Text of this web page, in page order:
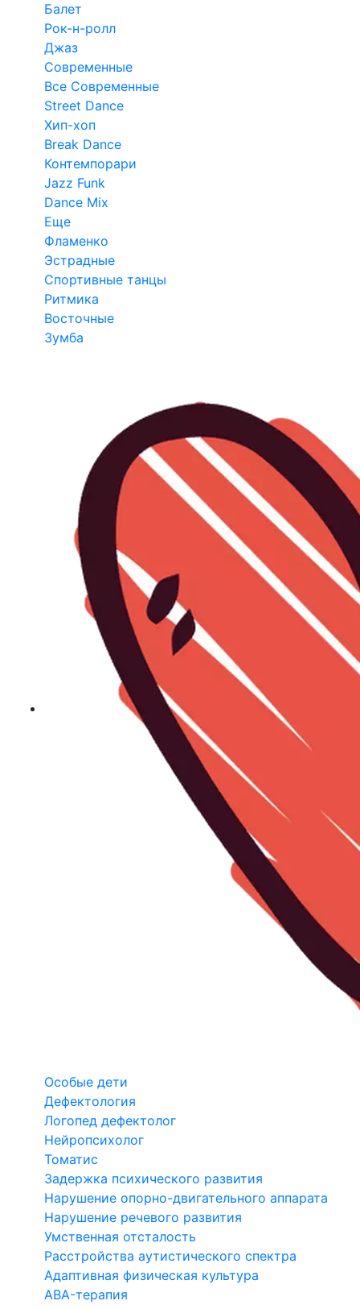
Балет
Рок-н-ролл
Джаз
Современные
Все Современные
Street Dance
Хип-хоп
Break Dance
Контемпорари
Jazz Funk
Dance Mix
Еще
Фламенко
Эстрадные
Спортивные танцы
Ритмика
Восточные
Зумба
Особые дети
Дефектология
Логопед дефектолог
Нейропсихолог
Томатис
Задержка психического развития
Нарушение опорно-двигательного аппарата
Нарушение речевого развития
Умственная отсталость
Расстройства аутистического спектра
Адаптивная физическая культура
ABA-терапия